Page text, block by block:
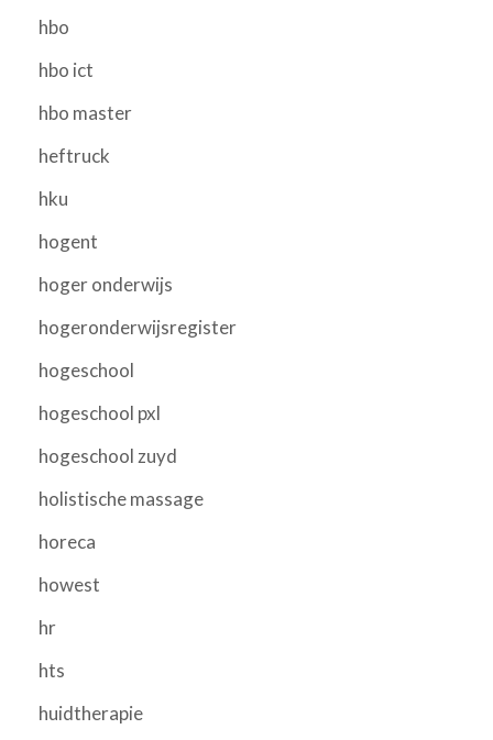
hbo
hbo ict
hbo master
heftruck
hku
hogent
hoger onderwijs
hogeronderwijsregister
hogeschool
hogeschool pxl
hogeschool zuyd
holistische massage
horeca
howest
hr
hts
huidtherapie